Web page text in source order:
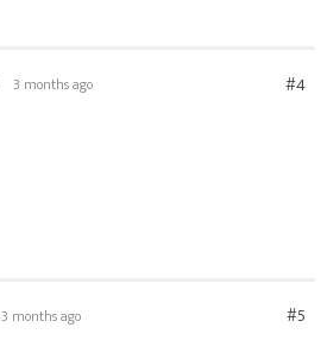
3 months ago #4
3 months ago #5